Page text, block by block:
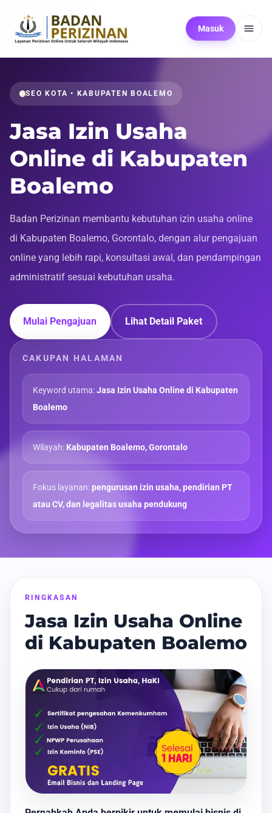
Masuk
SEO KOTA • KABUPATEN BOALEMO
Jasa Izin Usaha
Online di Kabupaten
Boalemo
Badan Perizinan membantu kebutuhan izin usaha online
di Kabupaten Boalemo, Gorontalo, dengan alur pengajuan
online yang lebih rapi, konsultasi awal, dan pendampingan
administratif sesuai kebutuhan usaha.
Mulai Pengajuan Lihat Detail Paket
CAKUPAN HALAMAN
Keyword utama:Jasa Izin Usaha Online di Kabupaten
Boalemo
Wilayah:Kabupaten Boalemo, Gorontalo
Fokus layanan:pengurusan izin usaha, pendirian PT
atau CV, dan legalitas usaha pendukung
RINGKASAN
Jasa Izin Usaha Online
di Kabupaten Boalemo